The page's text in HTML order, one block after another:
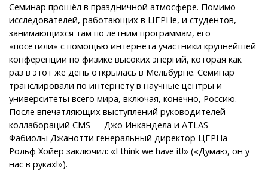
Семинар прошёл в праздничной атмосфере. Помимо
исследователей, работающих в ЦЕРНе, и студентов,
занимающихся там по летним программам, его
«посетили» с помощью интернета участники крупнейшей
конференции по физике высоких энергий, которая как
раз в этот же день открылась в Мельбурне. Семинар
транслировали по интернету в научные центры и
университеты всего мира, включая, конечно, Россию.
После впечатляющих выступлений руководителей
коллабораций CMS — Джо Инкандела и ATLAS —
Фабиолы Джанотти генеральный директор ЦЕРНа
Рольф Хойер заключил: «I think we have it!» («Думаю, он у
нас в руках!»).